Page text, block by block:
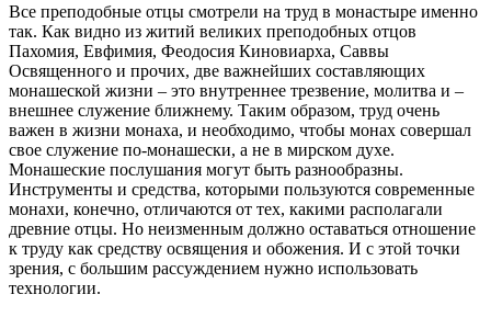
Все преподобные отцы смотрели на труд в монастыре именно
так. Как видно из житий великих преподобных отцов
Пахомия, Евфимия, Феодосия Киновиарха, Саввы
Освященного и прочих, две важнейших составляющих
монашеской жизни – это внутреннее трезвение, молитва и –
внешнее служение ближнему. Таким образом, труд очень
важен в жизни монаха, и необходимо, чтобы монах совершал
свое служение по-монашески, а не в мирском духе.
Монашеские послушания могут быть разнообразны.
Инструменты и средства, которыми пользуются современные
монахи, конечно, отличаются от тех, какими располагали
древние отцы. Но неизменным должно оставаться отношение
к труду как средству освящения и обожения. И с этой точки
зрения, с большим рассуждением нужно использовать
технологии.